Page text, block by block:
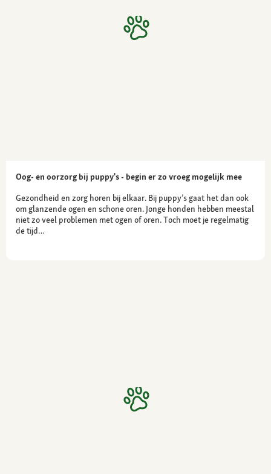
Oog- en oorzorg bij puppy's - begin er zo vroeg mogelijk mee
Gezondheid en zorg horen bij elkaar. Bij puppy’s gaat het dan ook
om glanzende ogen en schone oren. Jonge honden hebben meestal
niet zo veel problemen met ogen of oren. Toch moet je regelmatig
de tijd…